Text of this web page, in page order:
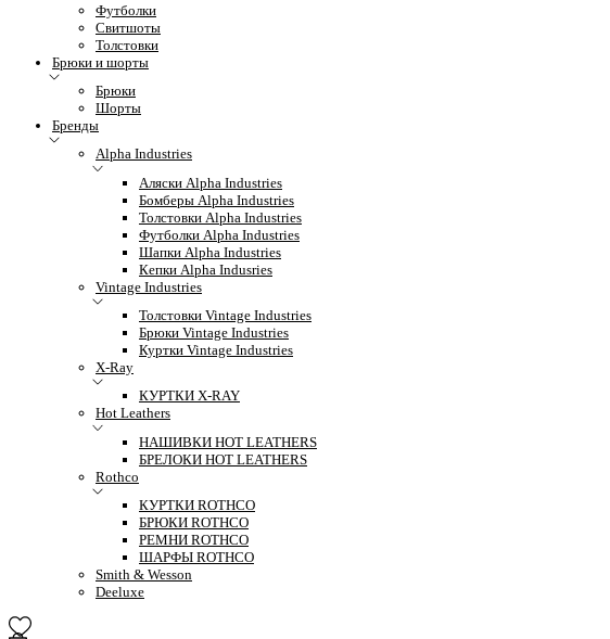
Футболки
Свитшоты
Толстовки
Брюки и шорты
Брюки
Шорты
Бренды
Alpha Industries
Аляски Alpha Industries
Бомберы Alpha Industries
Толстовки Alpha Industries
Футболки Alpha Industries
Шапки Alpha Industries
Кепки Alpha Indusries
Vintage Industries
Толстовки Vintage Industries
Брюки Vintage Industries
Куртки Vintage Industries
X-Ray
КУРТКИ X-RAY
Hot Leathers
НАШИВКИ HOT LEATHERS
БРЕЛОКИ HOT LEATHERS
Rothco
КУРТКИ ROTHCO
БРЮКИ ROTHCO
РЕМНИ ROTHCO
ШАРФЫ ROTHCO
Smith & Wesson
Deeluxe